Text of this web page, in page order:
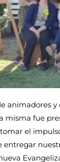
animadores
misma fue
el
entregar